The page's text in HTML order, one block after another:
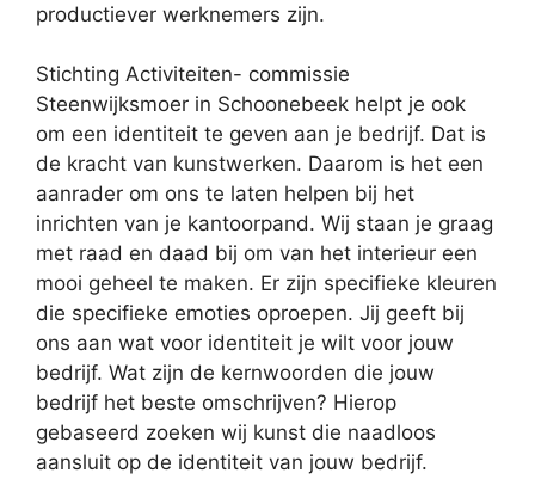
productiever werknemers zijn.
Stichting Activiteiten- commissie
Steenwijksmoer in Schoonebeek helpt je ook
om een identiteit te geven aan je bedrijf. Dat is
de kracht van kunstwerken. Daarom is het een
aanrader om ons te laten helpen bij het
inrichten van je kantoorpand. Wij staan je graag
met raad en daad bij om van het interieur een
mooi geheel te maken. Er zijn specifieke kleuren
die specifieke emoties oproepen. Jij geeft bij
ons aan wat voor identiteit je wilt voor jouw
bedrijf. Wat zijn de kernwoorden die jouw
bedrijf het beste omschrijven? Hierop
gebaseerd zoeken wij kunst die naadloos
aansluit op de identiteit van jouw bedrijf.